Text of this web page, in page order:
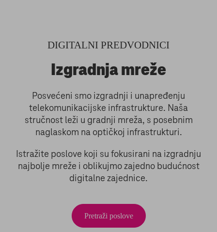
DIGITALNI PREDVODNICI
Izgradnja mreže
Posvećeni smo izgradnji i unapređenju
telekomunikacijske infrastrukture. Naša
stručnost leži u gradnji mreža, s posebnim
naglaskom na optičkoj infrastrukturi.
Istražite poslove koji su fokusirani na izgradnju
najbolje mreže i oblikujmo zajedno budućnost
digitalne zajednice.
Pretraži poslove